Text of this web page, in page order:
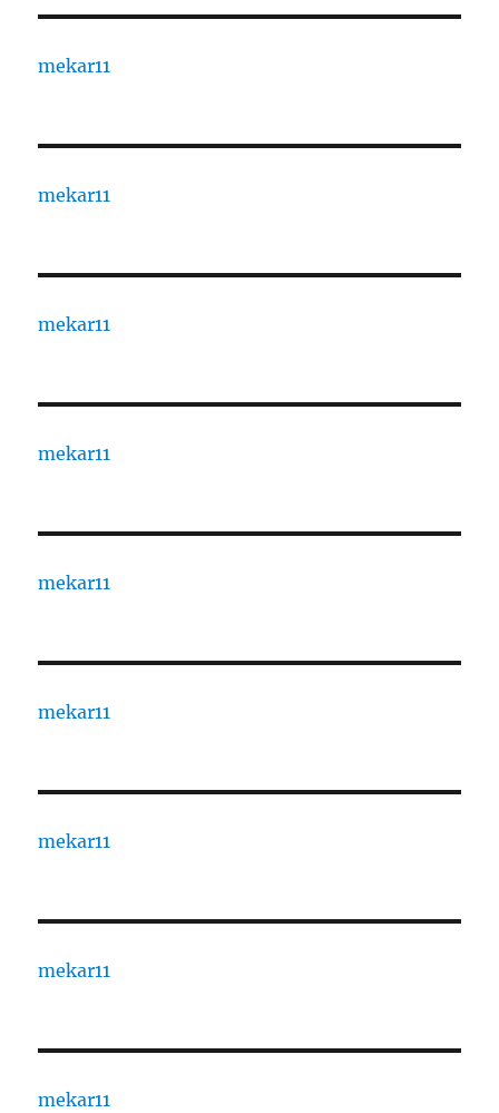
mekar11
mekar11
mekar11
mekar11
mekar11
mekar11
mekar11
mekar11
mekar11